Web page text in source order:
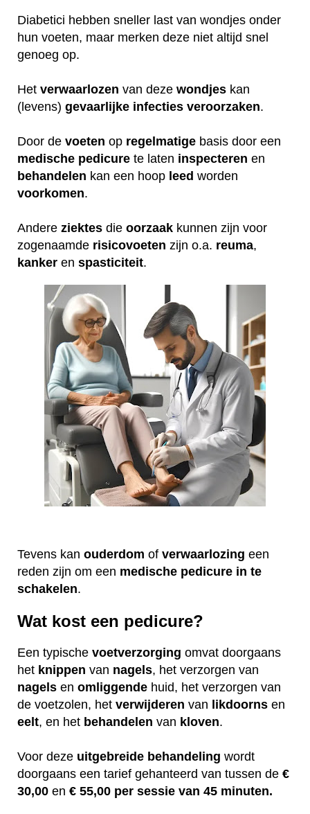
Diabetici hebben sneller last van wondjes onder
hun voeten, maar merken deze niet altijd snel
genoeg op.
Het verwaarlozen van deze wondjes kan
(levens) gevaarlijke infecties veroorzaken.
Door de voeten op regelmatige basis door een
medische pedicure te laten inspecteren en
behandelen kan een hoop leed worden
voorkomen.
Andere ziektes die oorzaak kunnen zijn voor
zogenaamde risicovoeten zijn o.a. reuma,
kanker en spasticiteit.
Tevens kan ouderdom of verwaarlozing een
reden zijn om een medische pedicure in te
schakelen.
Wat kost een pedicure?
Een typische voetverzorging omvat doorgaans
het knippen van nagels, het verzorgen van
nagels en omliggende huid, het verzorgen van
de voetzolen, het verwijderen van likdoorns en
eelt, en het behandelen van kloven.
Voor deze uitgebreide behandeling wordt
doorgaans een tarief gehanteerd van tussen de €
30,00 en € 55,00 per sessie van 45 minuten.